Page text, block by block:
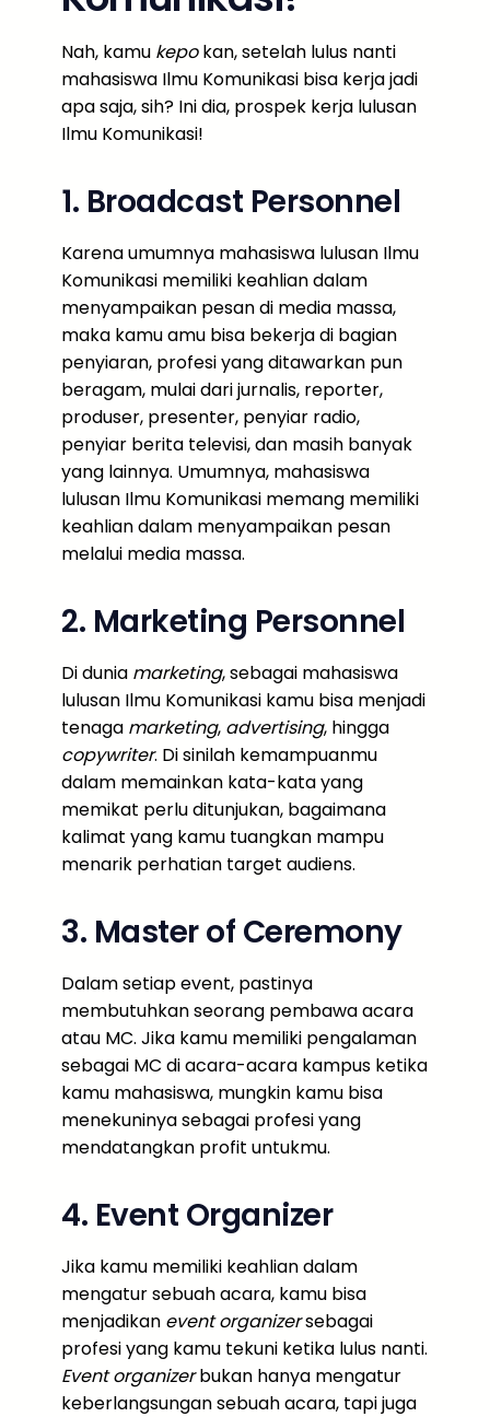
Nah, kamu kepokan, setelah lulus nanti
mahasiswa Ilmu Komunikasi bisa kerja jadi
apa saja, sih? Ini dia, prospek kerja lulusan
Ilmu Komunikasi!
1. Broadcast Personnel
Karena umumnya mahasiswa lulusan Ilmu
Komunikasi memiliki keahlian dalam
menyampaikan pesan di media massa,
maka kamu amu bisa bekerja di bagian
penyiaran, profesi yang ditawarkan pun
beragam, mulai dari jurnalis, reporter,
produser, presenter, penyiar radio,
penyiar berita televisi, dan masih banyak
yang lainnya. Umumnya, mahasiswa
lulusan Ilmu Komunikasi memang memiliki
keahlian dalam menyampaikan pesan
melalui media massa.
2. Marketing Personnel
Di dunia marketing, sebagai mahasiswa
lulusan Ilmu Komunikasi kamu bisa menjadi
tenaga marketing, advertising, hingga
copywriter. Di sinilah kemampuanmu
dalam memainkan kata-kata yang
memikat perlu ditunjukan, bagaimana
kalimat yang kamu tuangkan mampu
menarik perhatian target audiens.
3. Master of Ceremony
Dalam setiap event, pastinya
membutuhkan seorang pembawa acara
atau MC. Jika kamu memiliki pengalaman
sebagai MC di acara-acara kampus ketika
kamu mahasiswa, mungkin kamu bisa
menekuninya sebagai profesi yang
mendatangkan profit untukmu.
4. Event Organizer
Jika kamu memiliki keahlian dalam
mengatur sebuah acara, kamu bisa
menjadikan event organizersebagai
profesi yang kamu tekuni ketika lulus nanti.
Event organizerbukan hanya mengatur
keberlangsungan sebuah acara, tapi juga